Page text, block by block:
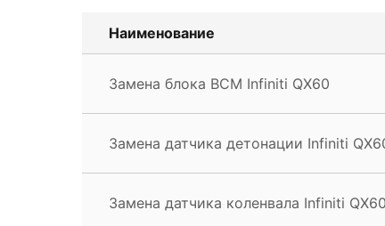
Наименование
Замена блока BCM Infiniti QX60
Замена датчика детонации Infiniti
Замена датчика коленвала Infiniti QX60